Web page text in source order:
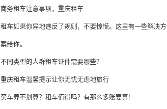
商务租车注意事项，重庆租车
租车如果你异地违反了规则，不要惊慌。这里有一些解决方
案给你。
不同类型的人群租车证件需要哪些？
重庆租车温馨提示让你无忧无虑地旅行
买车养不划算？租车值得吗？有那么多账要算！